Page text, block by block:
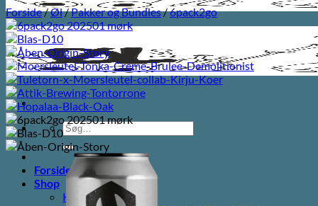
Søg
efter:
Forside
Shop
Kategorier
Forside/Øl/Pakker og Bundles/6pack2go